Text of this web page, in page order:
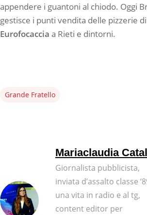
appendere i guantoni al chiodo. Oggi
gestisce i punti vendita delle pizzerie
Eurofocaccia a Rieti e dintorni.
Grande Fratello
Mariaclaudia
Giornalista pubblicista,
inviata d’assalto classe
una vita in radio e al tg,
content editor per